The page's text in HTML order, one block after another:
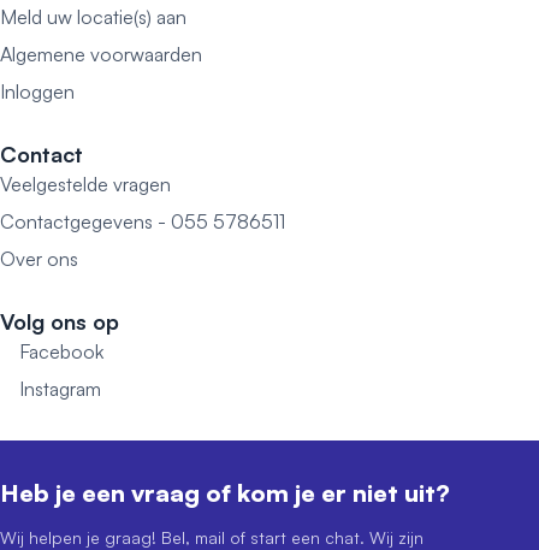
Meld uw locatie(s) aan
Algemene voorwaarden
Inloggen
Contact
Veelgestelde vragen
Contactgegevens - 055 5786511
Over ons
Volg ons op
Facebook
Instagram
Heb je een vraag of kom je er niet uit?
Wij helpen je graag! Bel, mail of start een chat. Wij zijn